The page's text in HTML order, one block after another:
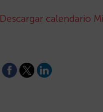
Descargar calendario